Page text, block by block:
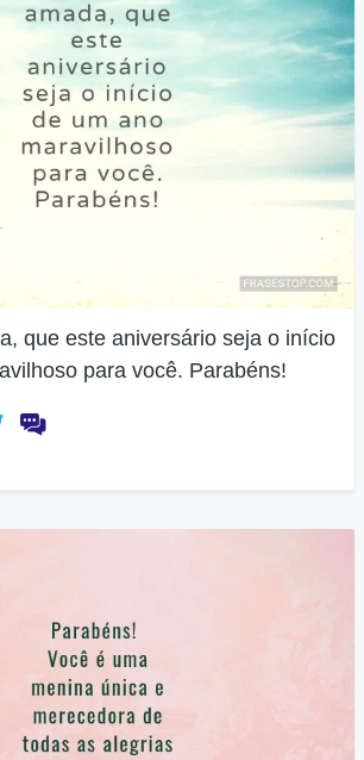
que este aniversário seja o início
para você. Parabéns!